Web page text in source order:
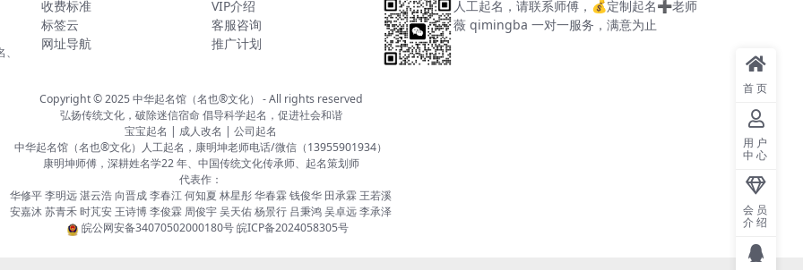
收费标准
标签云
网址导航
VIP介绍
客服咨询
推广计划
人工起名，请联系师傅， 💰定制起名➕老师
薇 qimingba 一对一服务，满意为止
Copyright © 2025中华起名馆（名也®文化） - All rights reserved
弘扬传统文化，破除迷信宿命 倡导科学起名，促进社会和谐
宝宝起名 | 成人改名 | 公司起名
中华起名馆（名也®文化）人工起名，康明坤老师电话/微信（13955901934）
康明坤师傅，深耕姓名学22 年、中国传统文化传承师、起名策划师
代表作：
华修平 李明远 湛云浩 向晋成 李春江 何知夏 林星彤 华春霖 钱俊华 田承霖 王若溪
安嘉沐 苏青禾 时芃安 王诗博 李俊霖 周俊宇 吴天佑 杨景行 吕秉鸿 吴卓远 李承泽
皖公网安备34070502000180号皖ICP备2024058305号
首页
用户
中心
会员
介绍